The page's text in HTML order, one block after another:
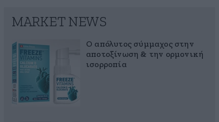
MARKET NEWS
Ο απόλυτος σύμμαχος στην
αποτοξίνωση & την ορμονική
ισορροπία